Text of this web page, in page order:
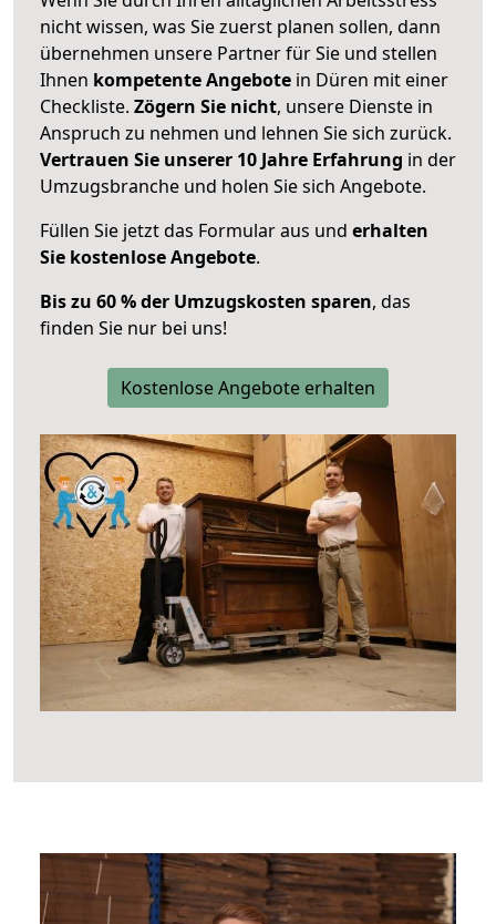
nicht wissen, was Sie zuerst planen sollen, dann
übernehmen unsere Partner für Sie und stellen
Ihnen kompetente Angebote in Düren mit einer
Checkliste. Zögern Sie nicht, unsere Dienste in
Anspruch zu nehmen und lehnen Sie sich zurück.
Vertrauen Sie unserer 10 Jahre Erfahrung in der
Umzugsbranche und holen Sie sich Angebote.
Füllen Sie jetzt das Formular aus und erhalten
Sie kostenlose Angebote.
Bis zu 60 % der Umzugskosten sparen, das
finden Sie nur bei uns!
Kostenlose Angebote erhalten